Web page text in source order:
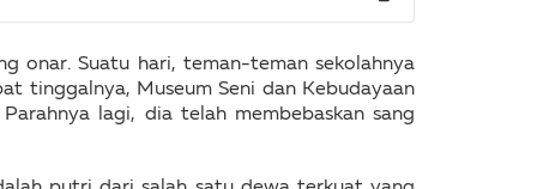
onar. Suatu hari, teman-teman sekolahnya
tinggalnya, Museum Seni dan Kebudayaan
lagi, dia telah membebaskan sang